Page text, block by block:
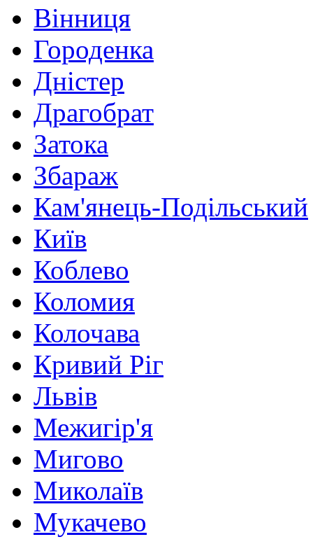
Вінниця
Городенка
Дністер
Драгобрат
Затока
Збараж
Кам'янець-Подільський
Київ
Коблево
Коломия
Колочава
Кривий Ріг
Львів
Межигір'я
Мигово
Миколаїв
Мукачево